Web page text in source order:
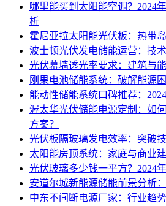
哪里能买到太阳能空调？2024
析
霍尼亚拉太阳能光伏板：热带
波士顿光伏发电储能运营：技
光伏幕墙透光率要求：建筑与
刚果电池储能系统：破解能源
能动性储能系统口碑推荐：
渥太华光伏储能电源定制：如
方案？
光伏板隔玻璃发电效率：突破
太阳能房顶系统：家庭与商业
光伏玻璃多少钱一平方？2024
安道尔城新能源储能前景分析
中东不间断电源厂家：行业趋